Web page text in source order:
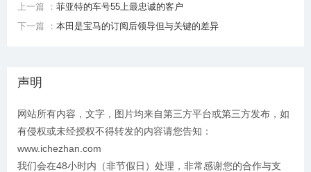
上一篇 ： 菲亚特的车号55上最忠诚的客户
下一篇 ： 本田是宝马的订阅后领导但与关键的差异
声明
网站所有内容，文字，图片均来自第三方平台或第三方发布，如
有侵权或未经授权不得转发的内容请您告知：
www.ichezhan.com
我们会在48小时内（非节假日）处理，非常感谢您的合作与支